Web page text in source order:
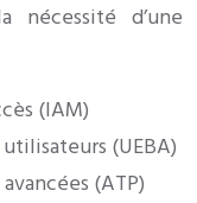
nécessité d’une
(IAM)
(UEBA)
(ATP)